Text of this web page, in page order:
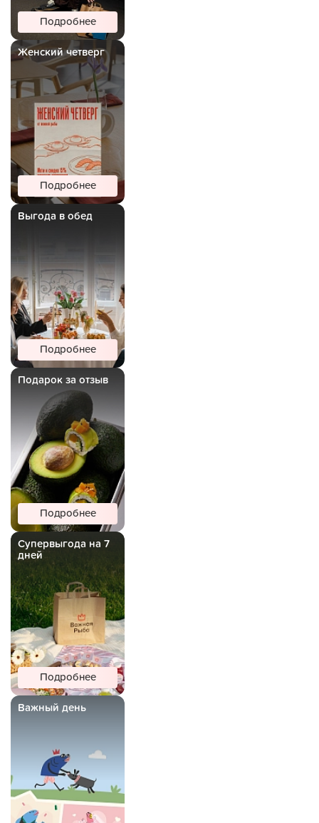
Подробнее
Женский четверг
Подробнее
Выгода в обед
Подробнее
Подарок за отзыв
Подробнее
Супервыгода на 7
дней
Подробнее
Важный день